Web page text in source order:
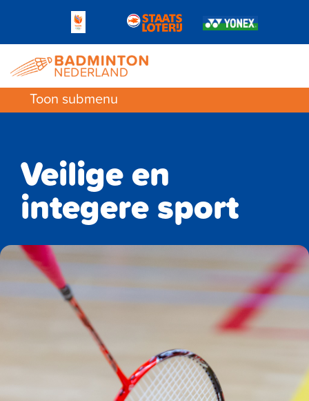
Toon submenu
Veilige en
integere sport